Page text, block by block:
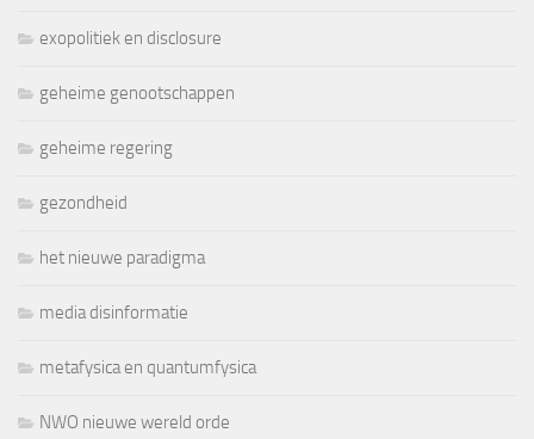
exopolitiek en disclosure
geheime genootschappen
geheime regering
gezondheid
het nieuwe paradigma
media disinformatie
metafysica en quantumfysica
NWO nieuwe wereld orde